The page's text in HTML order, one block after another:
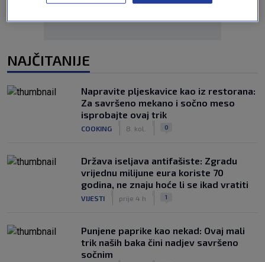
NAJČITANIJE
Napravite pljeskavice kao iz restorana:
Za savršeno mekano i sočno meso
isprobajte ovaj trik
COOKING 8. kol. 0
Država iseljava antifašiste: Zgradu
vrijednu milijune eura koriste 70
godina, ne znaju hoće li se ikad vratiti
VIJESTI prije 4 h 1
Punjene paprike kao nekad: Ovaj mali
trik naših baka čini nadjev savršeno
sočnim